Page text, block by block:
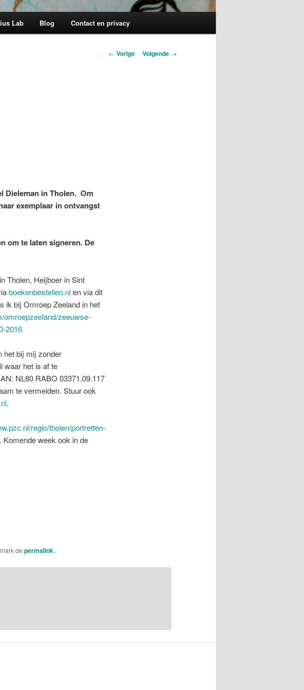
Lab Blog Contact en privacy
Berichtnavigatie
← Vorige Volgende →
Dieleman in Tholen. Om
exemplaar in ontvangst
om te laten signeren. De
Tholen, Heijboer in Sint
boekenbestellen.nlen via dit
ik bij Omroep Zeeland in het
omroepzeeland/zeeuwse-
2016
het bij mij zonder
waar het is af te
NL80 RABO 03371.09.117
te vermelden. Stuur ook
.
regio/tholen/portretten-
Komende week ook in de
de permalink .